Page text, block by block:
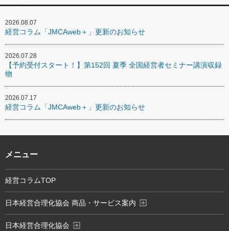
2026.08.07
経営コラム「JMCAweb＋」更新のお知らせ
2026.07.28
【予約受付スタート！】第152回 夏季 全国経営者セミナー講演収録
物
2026.07.17
経営コラム「JMCAweb＋」更新のお知らせ
メニュー
経営コラムTOP
日本経営合理化協会 商品・サービス案内 exit_to_app
日本経営合理化協会 exit_to_app